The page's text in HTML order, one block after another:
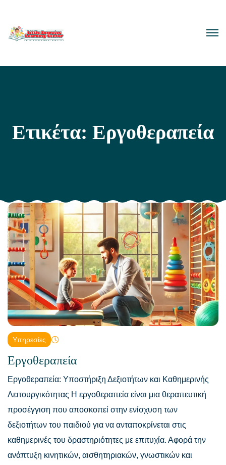
Ετικέτα: Εργοθεραπεία
Υπηρεσίες
Εργοθεραπεία
Εργοθεραπεία: Υποστήριξη Δεξιοτήτων και Καθημερινής
Λειτουργικότητας Η εργοθεραπεία είναι μια θεραπευτική
προσέγγιση που αποσκοπεί στην ενίσχυση των
δεξιοτήτων του παιδιού για να ανταποκρίνεται στις
καθημερινές του δραστηριότητες με επιτυχία. Αφορά την
ανάπτυξη κινητικών, αισθητηριακών, γνωστικών και